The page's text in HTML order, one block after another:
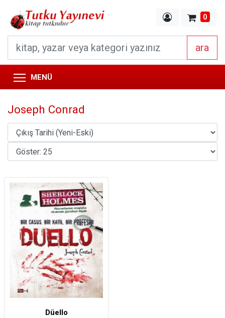
0
ara
MENÜ
Joseph Conrad
Düello